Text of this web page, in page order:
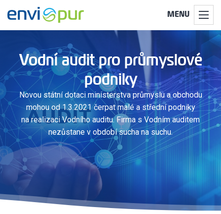
MENU
Vodní audit pro průmyslové
podniky
Novou státní dotaci ministerstva průmyslu a obchodu
mohou od 1.3.2021 čerpat malé a střední podniky
na realizaci Vodního auditu. Firma s Vodním auditem
nezůstane v období sucha na suchu.